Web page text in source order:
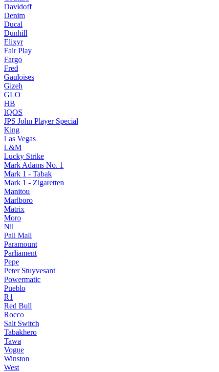
Davidoff
Denim
Ducal
Dunhill
Elixyr
Fair Play
Fargo
Fred
Gauloises
Gizeh
GLO
HB
IQOS
JPS John Player Special
King
Las Vegas
L&M
Lucky Strike
Mark Adams No. 1
Mark 1 - Tabak
Mark 1 - Zigaretten
Manitou
Marlboro
Matrix
Moro
Nil
Pall Mall
Paramount
Parliament
Pepe
Peter Stuyvesant
Powermatic
Pueblo
R1
Red Bull
Rocco
Salt Switch
Tabakhero
Tawa
Vogue
Winston
West